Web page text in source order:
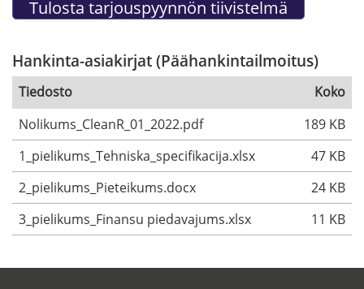
Hankinta-asiakirjat (Päähankintailmoitus)
Tiedosto
Koko
Nolikums_CleanR_01_2022.pdf
189 KB
1_pielikums_Tehniska_specifikacija.xlsx
47 KB
2_pielikums_Pieteikums.docx
24 KB
3_pielikums_Finansu piedavajums.xlsx
11 KB